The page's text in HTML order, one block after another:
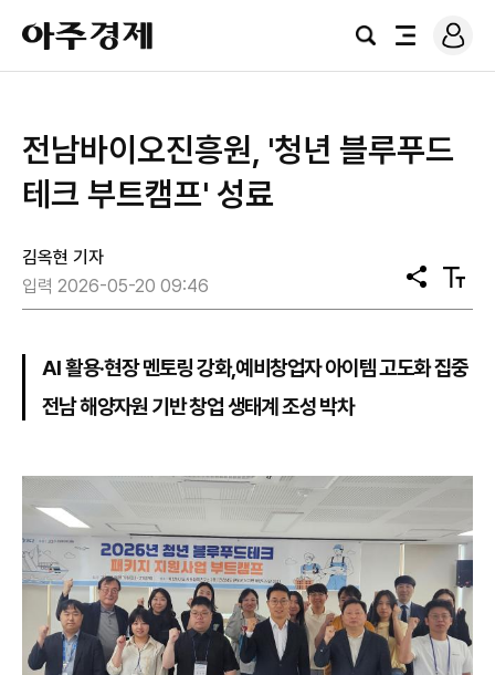
아
주
경
검
전
로
그
전남바이오진흥원, '청년 블루푸드
테크 부트캠프' 성료
김옥현 기자
입력 2026-05-20 09:46
공
유
텍
스
기
AI 활용·현장 멘토링 강화,예비창업자 아이템 고도화 집중
전남 해양자원 기반 창업 생태계 조성 박차